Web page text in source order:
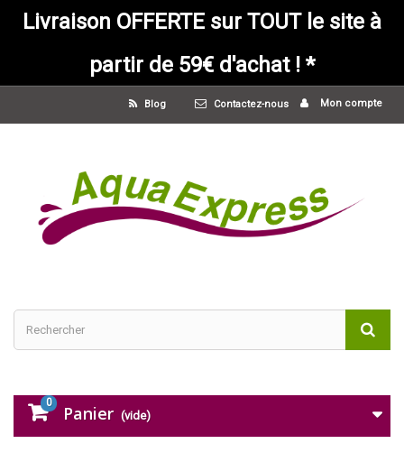
Livraison OFFERTE sur TOUT le site à
partir de 59€ d'achat ! *
Mon compte
Contactez-nous
Blog
Panier
0
(vide)